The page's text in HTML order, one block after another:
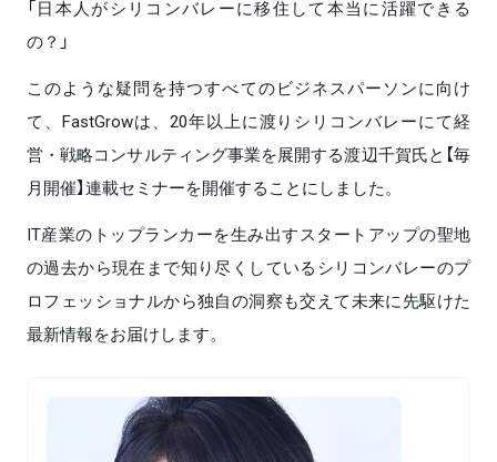
「日本人がシリコンバレーに移住して本当に活躍できる
の？」
このような疑問を持つすべてのビジネスパーソンに向け
て、FastGrowは、20年以上に渡りシリコンバレーにて経
営・戦略コンサルティング事業を展開する渡辺千賀氏と【毎
月開催】連載セミナーを開催することにしました。
IT産業のトップランカーを生み出すスタートアップの聖地
の過去から現在まで知り尽くしているシリコンバレーのプ
ロフェッショナルから独自の洞察も交えて未来に先駆けた
最新情報をお届けします。